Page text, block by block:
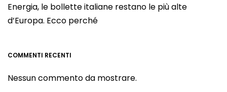
Energia, le bollette italiane restano le più alte
d’Europa. Ecco perché
COMMENTI RECENTI
Nessun commento da mostrare.